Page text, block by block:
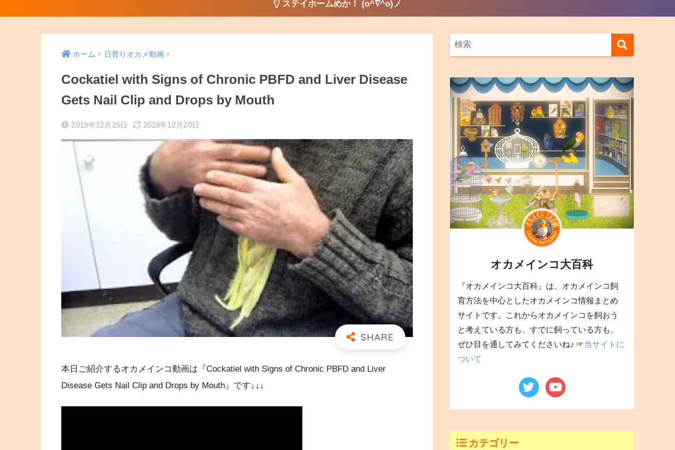
ステイホームめか！ (o^∇^o)ノ
ホーム 日替りオカメ動画
Cockatiel with Signs of Chronic PBFD and Liver Disease
Gets Nail Clip and Drops by Mouth
2019年12月15日 2019年12月20日
本日ご紹介するオカメインコ動画は『Cockatiel with Signs of Chronic PBFD and Liver
Disease Gets Nail Clip and Drops by Mouth』です↓↓↓
オカメインコ大百科
『オカメインコ大百科』は、オカメインコ飼
育方法を中心としたオカメインコ情報まとめ
サイトです。これからオカメインコを飼おう
と考えている方も、すでに飼っている方も、
ぜひ目を通してみてくださいね♪ ☞当サイトに
ついて
カテゴリー